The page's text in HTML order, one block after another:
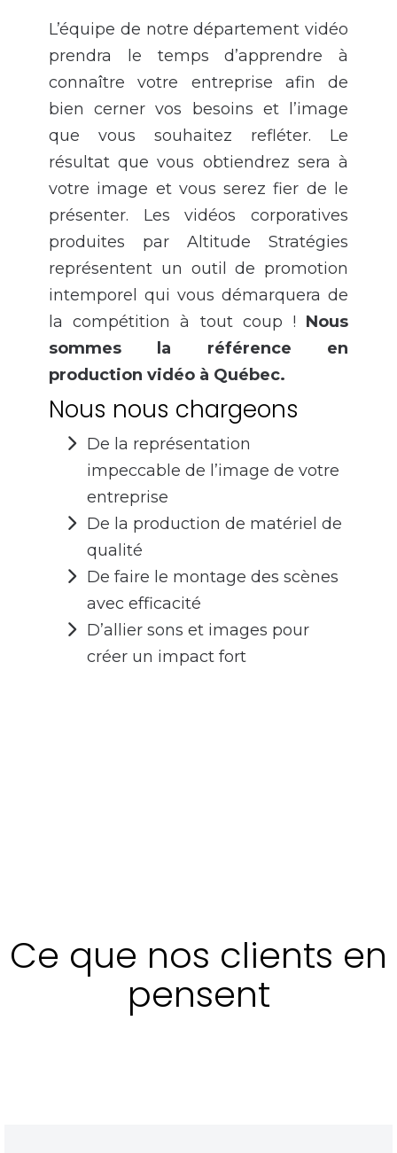
L’équipe de notre département vidéo
prendra le temps d’apprendre à
connaître votre entreprise afin de
bien cerner vos besoins et l’image
que vous souhaitez refléter. Le
résultat que vous obtiendrez sera à
votre image et vous serez fier de le
présenter. Les vidéos corporatives
produites par Altitude Stratégies
représentent un outil de promotion
intemporel qui vous démarquera de
la compétition à tout coup ! Nous
sommes la référence en
production vidéo à Québec.
Nous nous chargeons
De la représentation
impeccable de l’image de votre
entreprise
De la production de matériel de
qualité
De faire le montage des scènes
avec efficacité
D’allier sons et images pour
créer un impact fort
Ce que nos clients en
pensent